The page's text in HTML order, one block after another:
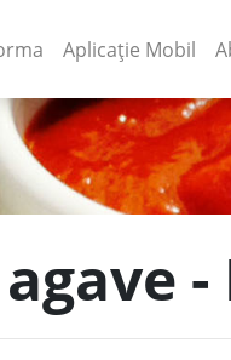
(current)
Aplicație Mobil